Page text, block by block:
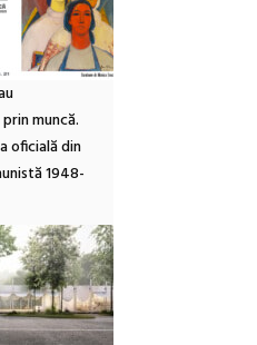
muncă.
oficială din
1948-